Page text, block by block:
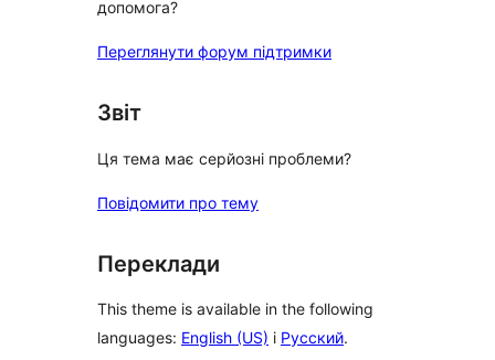
допомога?
Переглянути форум підтримки
Звіт
Ця тема має серйозні проблеми?
Повідомити про тему
Переклади
This theme is available in the following
languages: English (US) і Русский.